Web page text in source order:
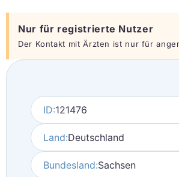
Nur für registrierte Nutzer
Der Kontakt mit Ärzten ist nur für
ID:121476
Land:Deutschland
Bundesland:Sachsen